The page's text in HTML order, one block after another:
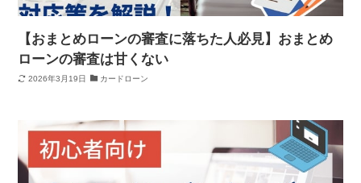
【おまとめローンの審査に落ちた人必見】おまとめ
ローンの審査は甘くない
2026年3月19日 カードローン